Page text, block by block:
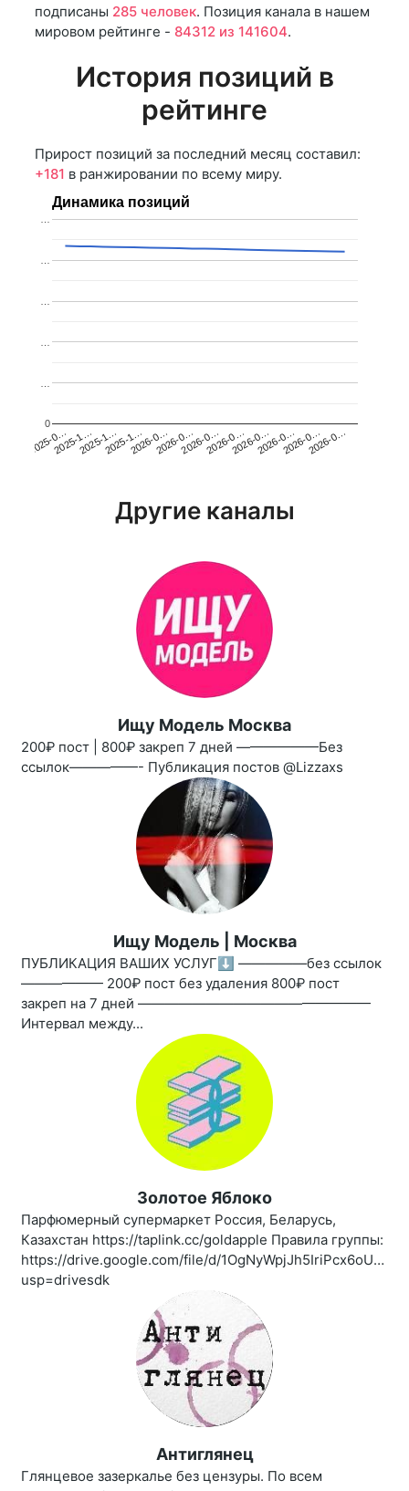
подписаны 285 человек. Позиция канала в нашем
мировом рейтинге - 84312 из 141604.
История позиций в
рейтинге
Прирост позиций за последний месяц составил:
+181 в ранжировании по всему миру.
Динамика позиций
2025-0…2025-1…2025-1…2025-1…2026-0…2026-0…2026-0…2026-0…2026-0…2026-0…2026-0…2026-0…
0
…
…
Другие каналы
Ищу Модель Москва
200₽ пост | 800₽ закреп 7 дней ——————Без
ссылок—————- Публикация постов @Lizzaxs
Ищу Модель | Москва
ПУБЛИКАЦИЯ ВАШИХ УСЛУГ⬇️ —————без ссылок
—————— 200₽ пост без удаления 800₽ пост
закреп на 7 дней —————————————————
Интервал между...
Золотое Яблоко
Парфюмерный супермаркет Россия, Беларусь,
Казахстан https://taplink.cc/goldapple Правила группы:
https://drive.google.com/file/d/
usp=drivesdk
Антиглянец
Глянцевое зазеркалье без цензуры. По всем